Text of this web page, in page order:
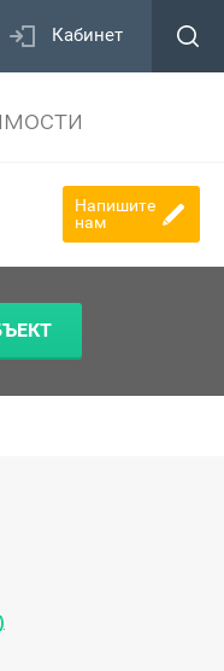
Кабинет
Напишите
нам